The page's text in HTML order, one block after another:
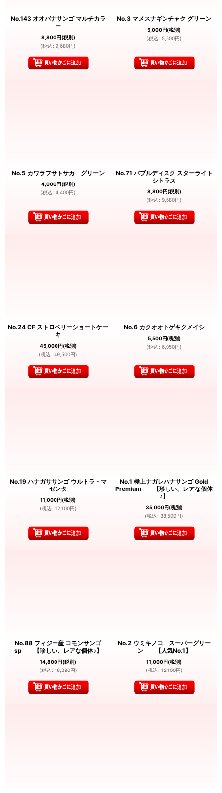
No.143 オオバナサンゴ マルチカラ
ー
8,800円(税別)
(税込 : 9,680円)
No.3 マメスナギンチャク グリーン
5,000円(税別)
(税込 : 5,500円)
No.5 カワラフサトサカ グリーン
4,000円(税別)
(税込 : 4,400円)
No.71 バブルディスク スターライト
シトラス
8,800円(税別)
(税込 : 9,680円)
No.24 CF ストロベリーショートケー
キ
45,000円(税別)
(税込 : 49,500円)
No.6 カクオオトゲキクメイシ
5,500円(税別)
(税込 : 6,050円)
No.19 ハナガササンゴ ウルトラ・マ
ゼンタ
11,000円(税別)
(税込 : 12,100円)
No.1 極上ナガレハナサンゴ Gold
Premium 【珍しい、レアな個体
♪】
35,000円(税別)
(税込 : 38,500円)
No.88 フィジー産 コモンサンゴ
sp 【珍しい、レアな個体♪】
14,800円(税別)
(税込 : 16,280円)
No.2 ウミキノコ スーパーグリー
ン 【人気No.1】
11,000円(税別)
(税込 : 12,100円)